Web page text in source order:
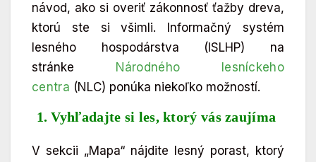
návod, ako si overiť zákonnosť ťažby dreva,
ktorú ste si všimli. Informačný systém
lesného hospodárstva (ISLHP) na
stránke
Národného lesníckeho
centra (NLC) ponúka niekoľko možností.
1. Vyhľadajte si les, ktorý vás zaujíma
V sekcii „Mapa“ nájdite lesný porast, ktorý